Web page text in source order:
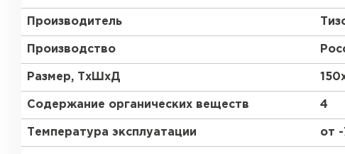
Производитель
Производство
Размер, ТхШхД
Содержание органических веществ 4
Температура эксплуатации от
Утеплитель Юматекс Термо
Утеплитель Неман